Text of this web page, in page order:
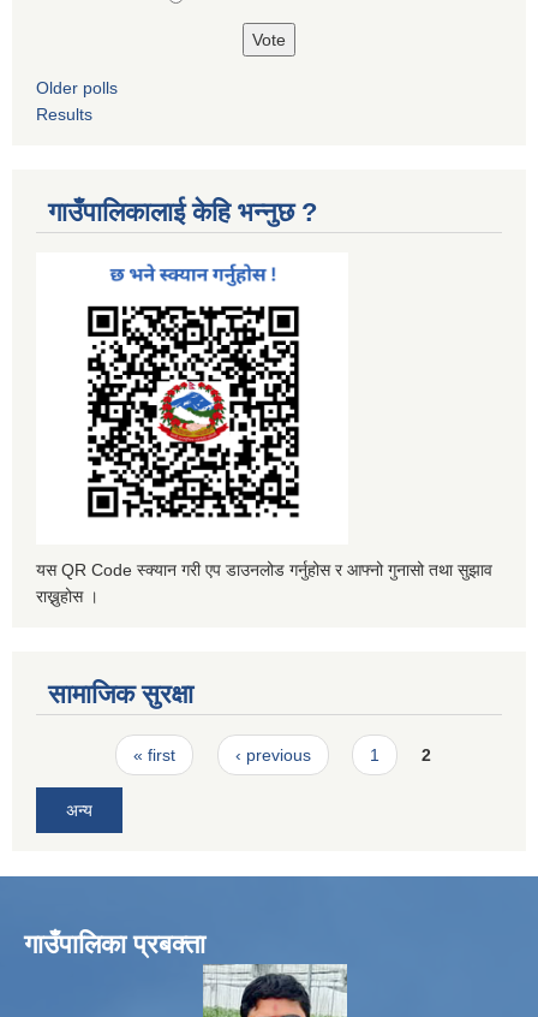
Older polls
Results
गाउँपालिकालाई केहि भन्नुछ ?
यस QR Code स्क्यान गरी एप डाउनलोड गर्नुहोस र आफ्नो गुनासो तथा सुझाव
राख्नुहोस ।
सामाजिक सुरक्षा
Pages« first ‹ previous 1 2
अन्य
गाउँपालिका प्रबक्ता